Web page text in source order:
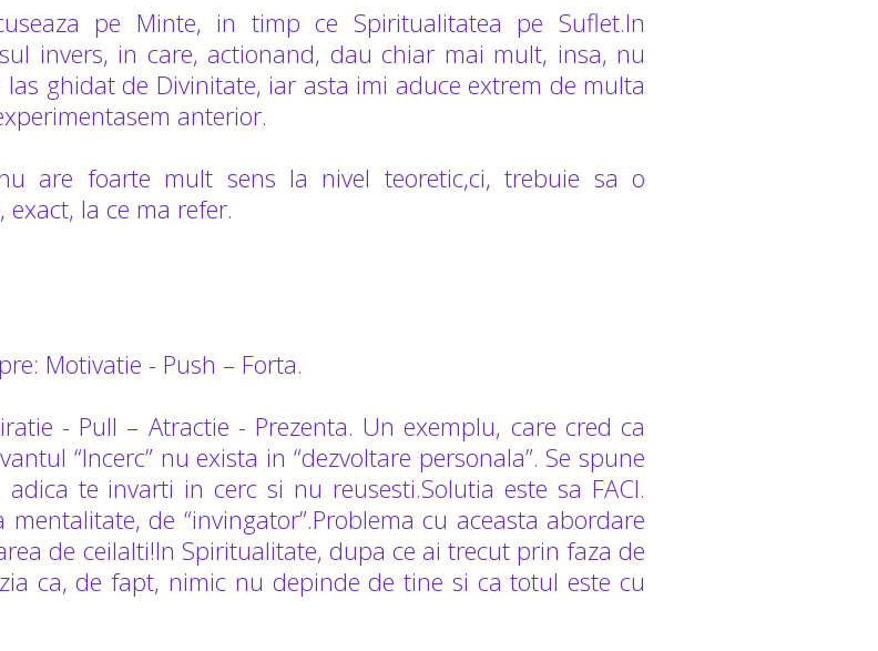
pe Minte, in timp ce Spiritualitatea pe Suflet.In
invers, in care, actionand, dau chiar mai mult, insa, nu
ghidat de Divinitate, iar asta imi aduce extrem de multa
anterior.
are foarte mult sens la nivel teoretic,ci, trebuie sa o
la ce ma refer.
Motivatie - Push – Forta.
- Pull – Atractie - Prezenta. Un exemplu, care cred ca
“Incerc” nu exista in “dezvoltare personala”. Se spune
adica te invarti in cerc si nu reusesti.Solutia este sa FACI.
de “invingator”.Problema cu aceasta abordare
de ceilalti!In Spiritualitate, dupa ce ai trecut prin faza de
ca, de fapt, nimic nu depinde de tine si ca totul este cu